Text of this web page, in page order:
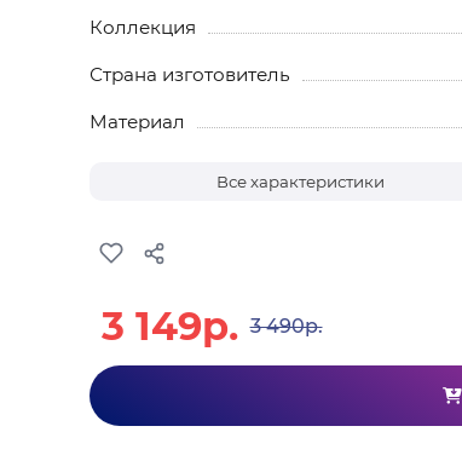
Коллекция
Страна изготовитель
Материал
Все характеристики
3 149р. 3 490р.